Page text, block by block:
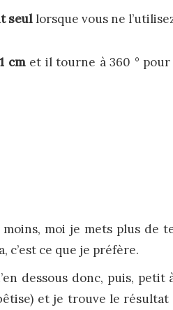
seullorsque vous ne
cmet il tourne à 360 ° pour
moi je mets plus de
c’est ce que je préfère.
dessous donc, puis, petit
et je trouve le